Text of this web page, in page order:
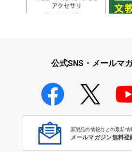
学校教育のICT環境整備特集
公式SNS・メールマ
新製品の情報などの最新情
メールマガジン無料登